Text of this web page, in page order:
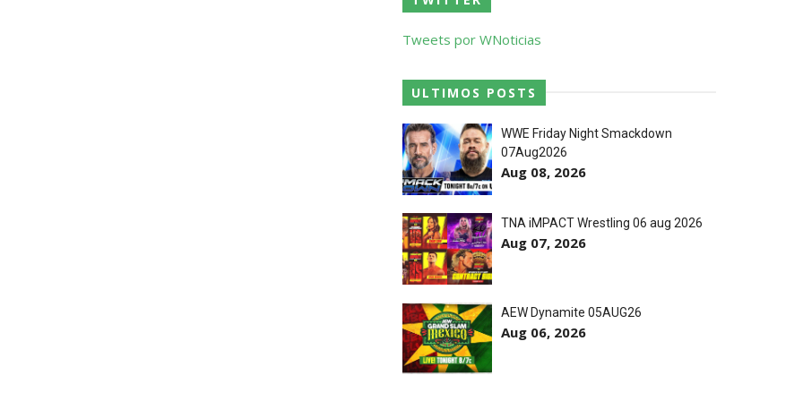
responde a críticas e deixa aviso claro aos lutadores da WWE
Bully Ray critica promo de Big Cass e sugere utilização de frases icónicas
Will Ospreay supera Mark Davis num brutal Street Fight com arame farpado
Tweets por WNoticias
ULTIMOS POSTS
WWE Friday Night Smackdown
07Aug2026
Aug 08, 2026
TNA iMPACT Wrestling 06 aug 2026
Aug 07, 2026
AEW Dynamite 05AUG26
Aug 06, 2026